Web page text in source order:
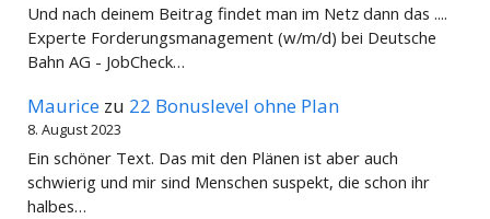
Und nach deinem Beitrag findet man im Netz dann das ....
Experte Forderungsmanagement (w/m/d) bei Deutsche
Bahn AG - JobCheck…
Maurice zu 22 Bonuslevel ohne Plan
8. August 2023
Ein schöner Text. Das mit den Plänen ist aber auch
schwierig und mir sind Menschen suspekt, die schon ihr
halbes…